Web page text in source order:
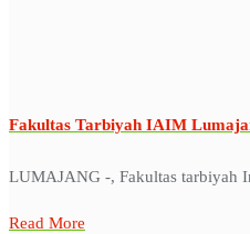
Fakultas Tarbiyah IAIM
LUMAJANG -, Fakultas tarbiyah
Read More